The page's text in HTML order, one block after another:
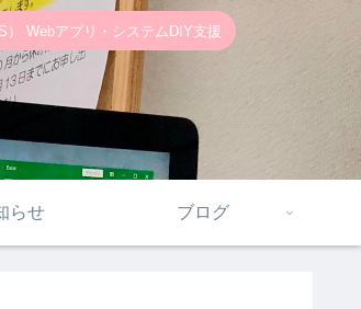
Webアプリ・システムDIY支援
らせ ブログ